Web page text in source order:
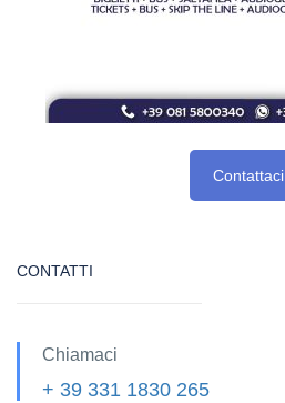
Contattaci
CONTATTI
Chiamaci
+ 39 331 1830 265